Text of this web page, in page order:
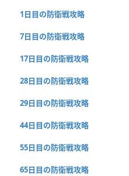
1日目の防衛戦攻略
7日目の防衛戦攻略
17日目の防衛戦攻略
28日目の防衛戦攻略
29日目の防衛戦攻略
44日目の防衛戦攻略
55日目の防衛戦攻略
65日目の防衛戦攻略